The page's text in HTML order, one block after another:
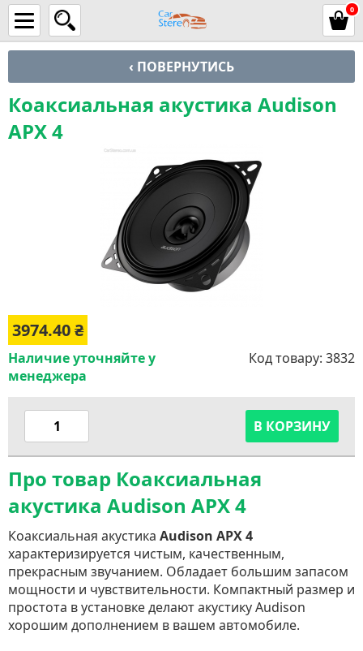
0
‹ ПОВЕРНУТИСЬ
Коаксиальная акустика Audison
APX 4
3974.40₴
Наличие уточняйте у
менеджера
Код товару: 3832
В КОРЗИНУ
Про товар Коаксиальная
акустика Audison APX 4
Коаксиальная акустика Audison APX 4
характеризируется чистым, качественным,
прекрасным звучанием. Обладает большим запасом
мощности и чувствительности. Компактный размер и
простота в установке делают акустику Audison
хорошим дополнением в вашем автомобиле.